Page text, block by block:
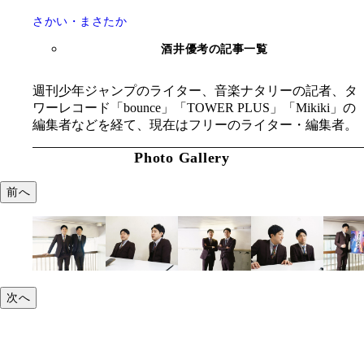
さかい・まさたか
酒井優考の記事一覧
週刊少年ジャンプのライター、音楽ナタリーの記者、タ
ワーレコード「bounce」「TOWER PLUS」「Mikiki」の
編集者などを経て、現在はフリーのライター・編集者。
Photo Gallery
前へ
次へ